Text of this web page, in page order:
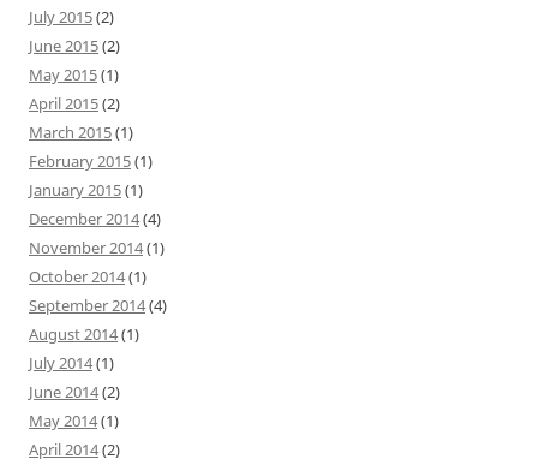
July 2015(2)
June 2015(2)
May 2015(1)
April 2015(2)
March 2015(1)
February 2015(1)
January 2015(1)
December 2014(4)
November 2014(1)
October 2014(1)
September 2014(4)
August 2014(1)
July 2014(1)
June 2014(2)
May 2014(1)
April 2014(2)